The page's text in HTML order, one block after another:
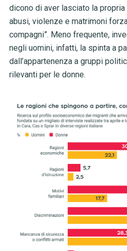
dicono di aver lasciato la
abusi, violenze e matrimoni
compagni”. Meno frequente,
negli uomini, infatti, la spinta a
dall’appartenenza a gruppi
rilevanti per le donne.